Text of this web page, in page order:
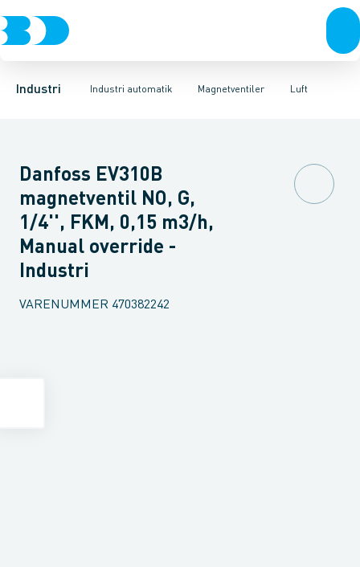
Industri Industri automatik
VentilerRustfrit stålSort stål Galvaniseret stål PlastIndustri
Magnetventiler
MagnetventilerSpoler til ventilerPressostater Termostater
Luft
VandOlie DampHøjtryk max 40 barReservedeleTilbehør
Danfoss EV310B
magnetventil NO, G,
1/4'', FKM, 0,15 m3/h,
Manual override -
Industri
VARENUMMER 470382242